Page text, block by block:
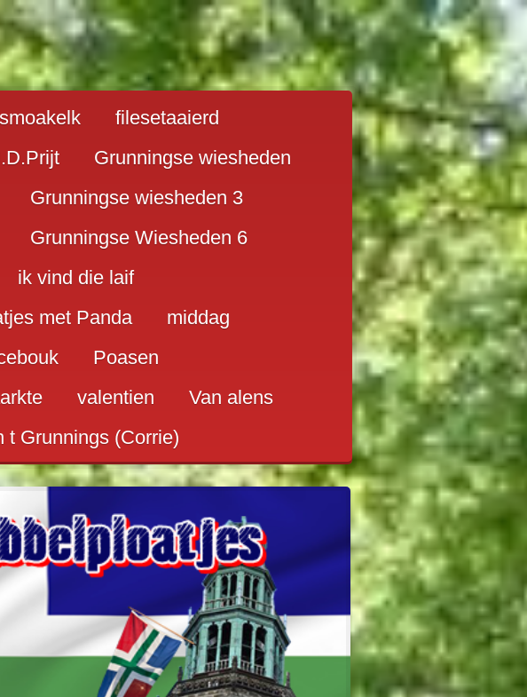
filesetaaierd
Grunningse wiesheden
Grunningse wiesheden 3
Grunningse Wiesheden 6
ik vind die laif
met Panda
middag
Poasen
valentien
Van alens
t Grunnings (Corrie)